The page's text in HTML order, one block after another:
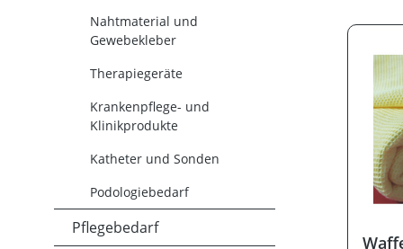
Nahtmaterial und
Gewebekleber
Therapiegeräte
Krankenpflege- und
Klinikprodukte
Katheter und Sonden
Podologiebedarf
Pflegebedarf